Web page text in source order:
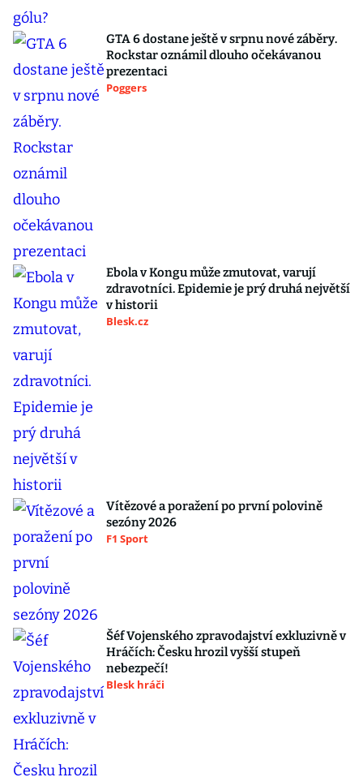
GTA 6 dostane ještě v srpnu nové záběry.
Rockstar oznámil dlouho očekávanou
prezentaci
Poggers
Ebola v Kongu může zmutovat, varují
zdravotníci. Epidemie je prý druhá největší
v historii
Blesk.cz
Vítězové a poražení po první polovině
sezóny 2026
F1 Sport
Šéf Vojenského zpravodajství exkluzivně v
Hráčích: Česku hrozil vyšší stupeň
nebezpečí!
Blesk hráči